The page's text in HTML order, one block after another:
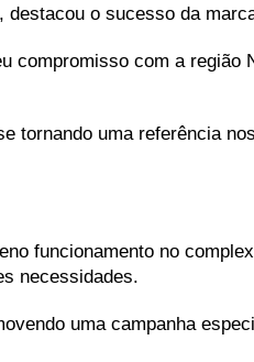
o sucesso da
compromisso com a
tornando uma referência
funcionamento no
necessidades.
uma campanha